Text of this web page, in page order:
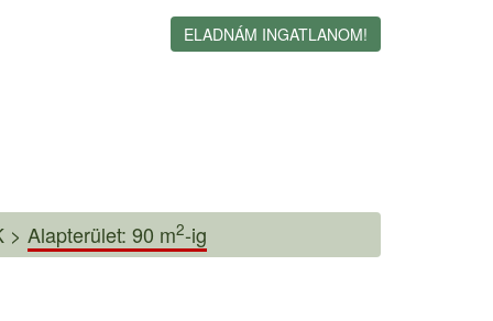
ELADNÁM INGATLANOM!
> Alapterület: 90 m2-ig